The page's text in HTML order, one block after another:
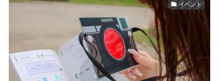
イベント